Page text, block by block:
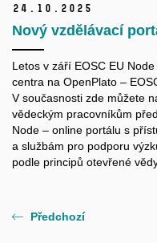
24. 10. 2025
Nový vzdělávací
Letos v září EOSC EU
centra na OpenPlato –
V současnosti zde můžete
vědeckým pracovníkům
Node – online portálu s
a službám pro podporu
podle principů otevřené
Předchozí